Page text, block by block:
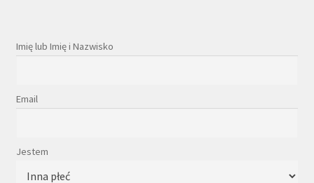
Imię lub Imię i Nazwisko
Email
Jestem